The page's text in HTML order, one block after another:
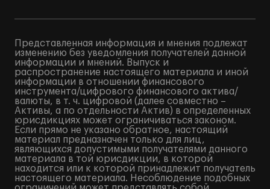
Представленная информация и мнения подлежат
изменению без уведомления получателей данной
информации и мнений. Выпуск и
распространение настоящего материала и иной
информации в отношении финансового
инструмента/цифрового финансового актива/
валюты, в т. ч. цифровой (далее совместно –
Активы, а по отдельности Актив) в определенных
юрисдикциях может ограничиваться законом.
Если прямо не указано обратное, настоящий
материал предназначен только для лиц,
являющихся допустимыми получателями данного
материала в той юрисдикции, в которой
находится или к которой принадлежит получатель
настоящего материала. Несоблюдение подобных